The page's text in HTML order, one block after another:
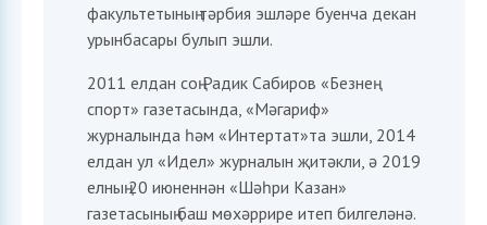
факультетының тәрбия эшләре буенча декан
урынбасары булып эшли.
2011 елдан соң Радик Сабиров «Безнең
спорт» газетасында, «Мәгариф»
журналында һәм «Интертат»та эшли, 2014
елдан ул «Идел» журналын җитәкли, ә 2019
елның 20 июненнән «Шәһри Казан»
газетасының баш мөхәррире итеп билгеләнә.